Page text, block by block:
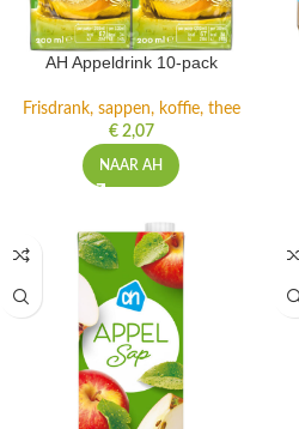
AH Appeldrink 10-pack
Frisdrank, sappen, koffie, thee
€2,07
NAAR AH